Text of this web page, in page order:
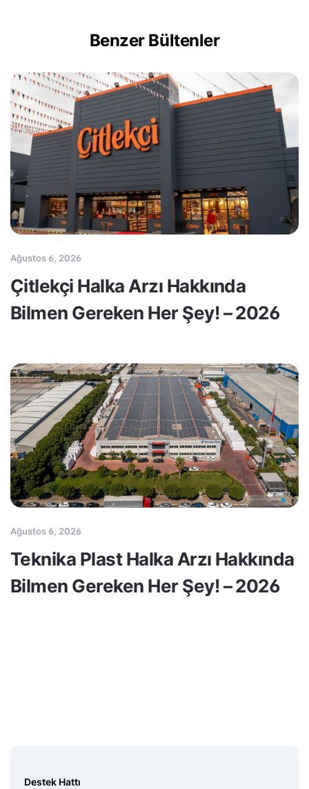
Benzer Bültenler
Ağustos 6, 2026
Çitlekçi Halka Arzı Hakkında
Bilmen Gereken Her Şey! – 2026
Ağustos 6, 2026
Teknika Plast Halka Arzı Hakkında
Bilmen Gereken Her Şey! – 2026
Destek Hattı